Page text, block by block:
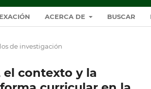
ACERCA DE BUSCAR
de investigación
contexto y la